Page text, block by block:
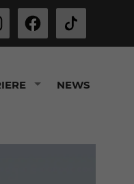
NEWS